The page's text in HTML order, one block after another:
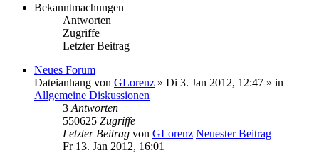
Bekanntmachungen
Antworten
Zugriffe
Letzter Beitrag
Neues Forum
Dateianhang von GLorenz » Di 3. Jan 2012, 12:47 » in
Allgemeine Diskussionen
3 Antworten
550625 Zugriffe
Letzter Beitrag von GLorenz Neuester Beitrag
Fr 13. Jan 2012, 16:01